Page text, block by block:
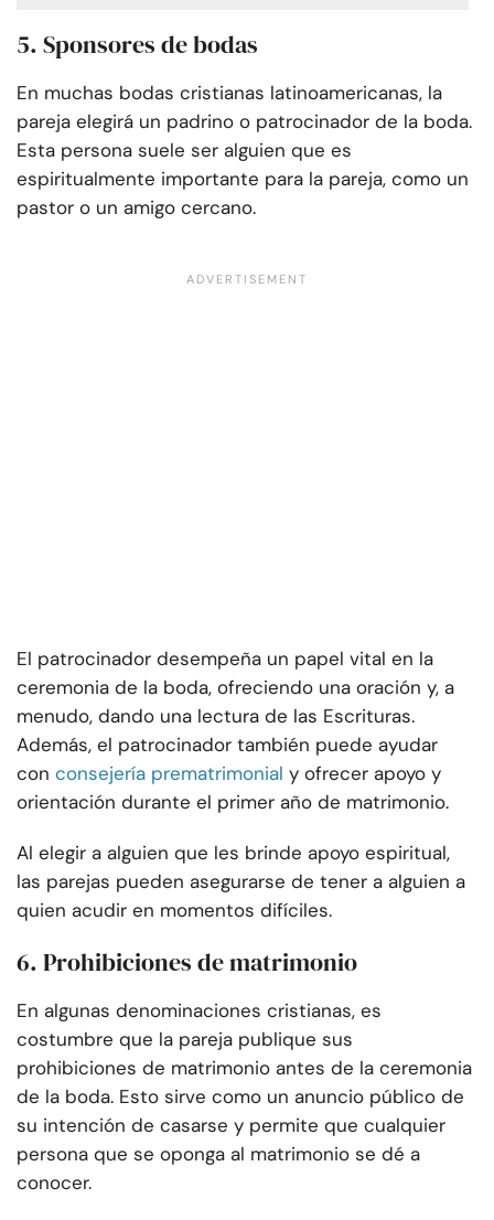
5. Sponsores de bodas
En muchas bodas cristianas latinoamericanas, la
pareja elegirá un padrino o patrocinador de la boda.
Esta persona suele ser alguien que es
espiritualmente importante para la pareja, como un
pastor o un amigo cercano.
El patrocinador desempeña un papel vital en la
ceremonia de la boda, ofreciendo una oración y, a
menudo, dando una lectura de las Escrituras.
Además, el patrocinador también puede ayudar
con consejería prematrimonial y ofrecer apoyo y
orientación durante el primer año de matrimonio.
Al elegir a alguien que les brinde apoyo espiritual,
las parejas pueden asegurarse de tener a alguien a
quien acudir en momentos difíciles.
6. Prohibiciones de matrimonio
En algunas denominaciones cristianas, es
costumbre que la pareja publique sus
prohibiciones de matrimonio antes de la ceremonia
de la boda. Esto sirve como un anuncio público de
su intención de casarse y permite que cualquier
persona que se oponga al matrimonio se dé a
conocer.